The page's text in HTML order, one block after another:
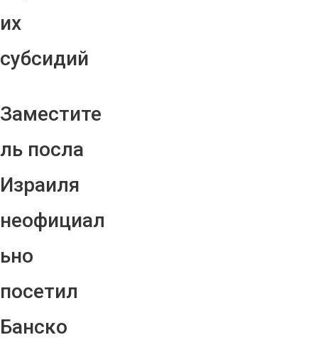
их
субсидий
Заместите
ль посла
Израиля
неофициал
ьно
посетил
Банско